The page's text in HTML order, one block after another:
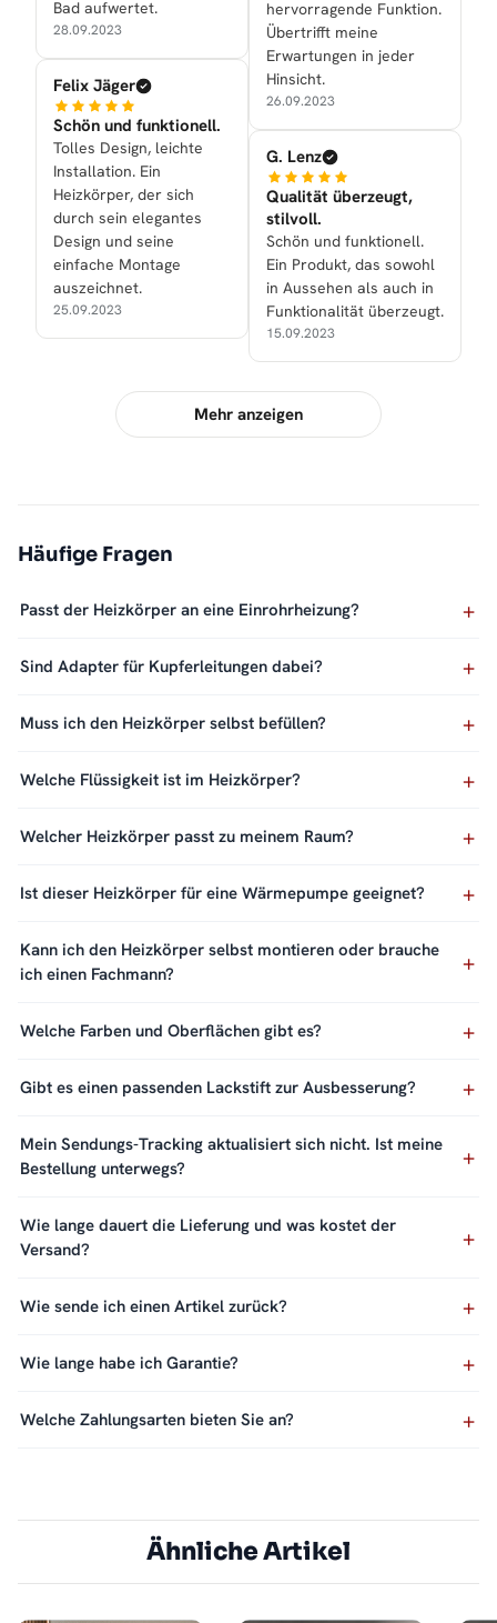
Bad aufwertet.
28.09.2023
Felix Jäger
Schön und funktionell.
Tolles Design, leichte
Installation. Ein
Heizkörper, der sich
durch sein elegantes
Design und seine
einfache Montage
auszeichnet.
25.09.2023
hervorragende Funktion.
Übertrifft meine
Erwartungen in jeder
Hinsicht.
26.09.2023
G. Lenz
Qualität überzeugt,
stilvoll.
Schön und funktionell.
Ein Produkt, das sowohl
in Aussehen als auch in
Funktionalität überzeugt.
15.09.2023
Mehr anzeigen
Häufige Fragen
Passt der Heizkörper an eine Einrohrheizung?
Sind Adapter für Kupferleitungen dabei?
Muss ich den Heizkörper selbst befüllen?
Welche Flüssigkeit ist im Heizkörper?
Welcher Heizkörper passt zu meinem Raum?
Ist dieser Heizkörper für eine Wärmepumpe geeignet?
Kann ich den Heizkörper selbst montieren oder brauche
ich einen Fachmann?
Welche Farben und Oberflächen gibt es?
Gibt es einen passenden Lackstift zur Ausbesserung?
Mein Sendungs-Tracking aktualisiert sich nicht. Ist meine
Bestellung unterwegs?
Wie lange dauert die Lieferung und was kostet der
Versand?
Wie sende ich einen Artikel zurück?
Wie lange habe ich Garantie?
Welche Zahlungsarten bieten Sie an?
Ähnliche Artikel